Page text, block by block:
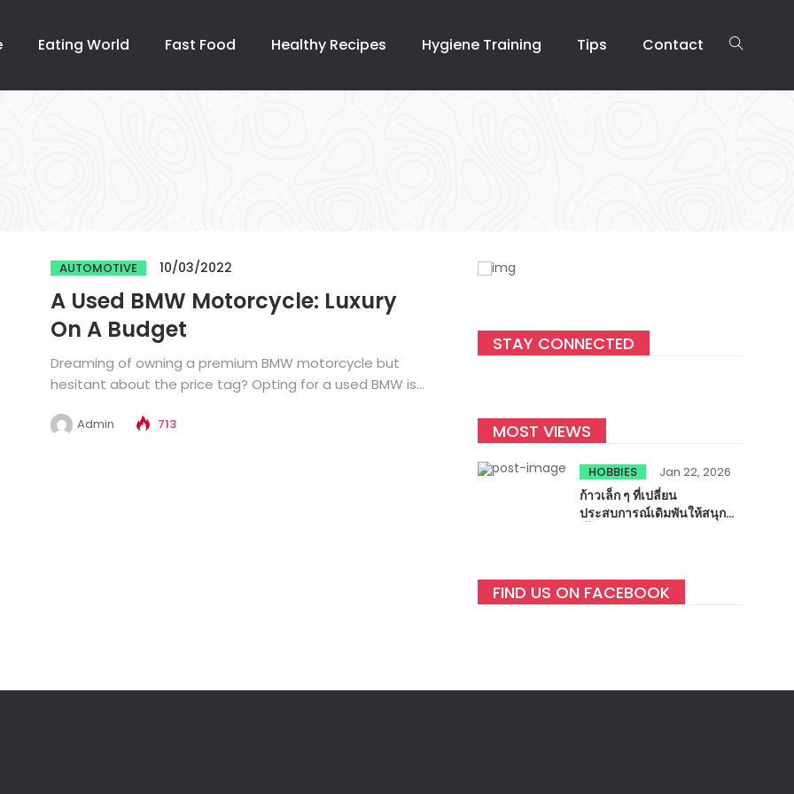
Eating World Fast Food Healthy Recipes Hygiene Training Tips Contact
AUTOMOTIVE 10/03/2022
A Used BMW Motorcycle: Luxury
On A Budget
Dreaming of owning a premium BMW motorcycle but
hesitant about the price tag? Opting for a used BMW is
Admin 713
STAY CONNECTED
MOST VIEWS
HOBBIES Jan 22, 2026
ก้าวเล็ก ๆ ที่เปลี่ยน
ประสบการณ์เดิมพันให้สนุกยิ่ง
FIND US ON FACEBOOK